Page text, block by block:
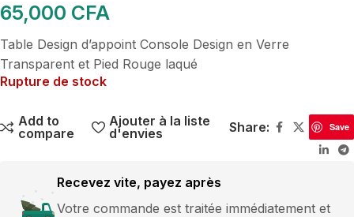
65,000 CFA
Table Design d’appoint Console Design en Verre
Transparent et Pied Rouge laqué
Rupture de stock
Add to
compare
Ajouter à la liste
d'envies
Share: Save
Recevez vite, payez après
Votre commande est traitée immédiatement et